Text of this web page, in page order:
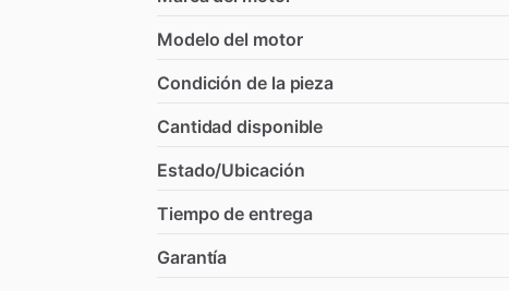
Modelo del motor
Condición de la pieza
Cantidad disponible
Estado/Ubicación
Tiempo de entrega
Garantía